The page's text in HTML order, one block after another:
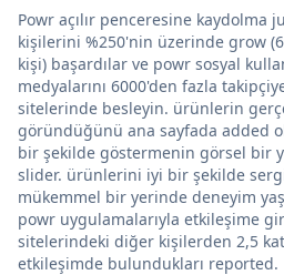
Powr açılır penceresine kaydolma
kişilerini %250'nin üzerinde grow
kişi) başardılar ve powr sosyal
medyalarını 6000'den fazla
sitelerinde besleyin. ürünlerin
göründüğünü ana sayfada added
bir şekilde göstermenin görsel bir
slider. ürünlerini iyi bir şekilde
mükemmel bir yerinde deneyim
powr uygulamalarıyla etkileşime
sitelerindeki diğer kişilerden 2,5
etkileşimde bulundukları reported.